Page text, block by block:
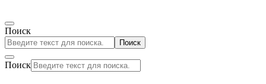
Поиск
Поиск
Поиск